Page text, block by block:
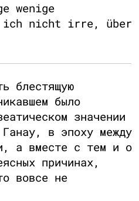
wenige
ich nicht irre, über
блестящую
было
значении
Ганау, в эпоху между
а вместе с тем и о
причинах,
вовсе не